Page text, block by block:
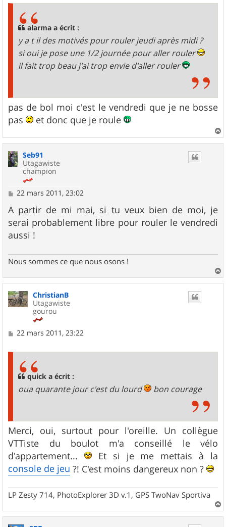
alarma a écrit :
y a t il des motivés pour rouler jeudi après midi ?
si oui je pose une 1/2 journée pour aller rouler
il fait trop beau j'ai trop envie d'aller rouler
pas de bol moi c'est le vendredi que je ne bosse
pas
et donc que je roule
a
Seb91
Utagawiste
champion
M
s
a
g
e
22 mars 2011, 23:02
A partir de mi mai, si tu veux bien de moi, je
serai probablement libre pour rouler le vendredi
aussi !
Nous sommes ce que nous osons !
a
ChristianB
Utagawiste
gourou
M
22 mars 2011, 23:22
quick a écrit :
oua quarante jour c'est du lourd bon courage
Merci, oui, surtout pour l'oreille. Un collègue
VTTiste du boulot m'a conseillé le vélo
d'appartement...
Et si je me mettais à la
console de jeu ?! C'est moins dangereux non ?
LP Zesty 714, PhotoExplorer 3D v.1, GPS TwoNav Sportiva
a